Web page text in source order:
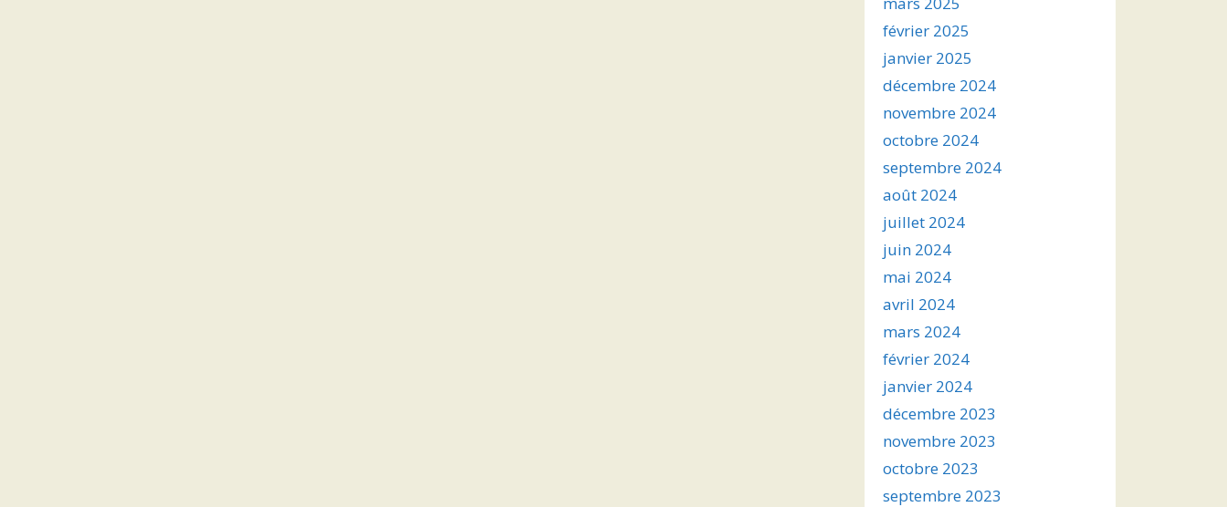
février 2025
janvier 2025
décembre 2024
novembre 2024
octobre 2024
septembre 2024
août 2024
juillet 2024
juin 2024
mai 2024
avril 2024
mars 2024
février 2024
janvier 2024
décembre 2023
novembre 2023
octobre 2023
septembre 2023